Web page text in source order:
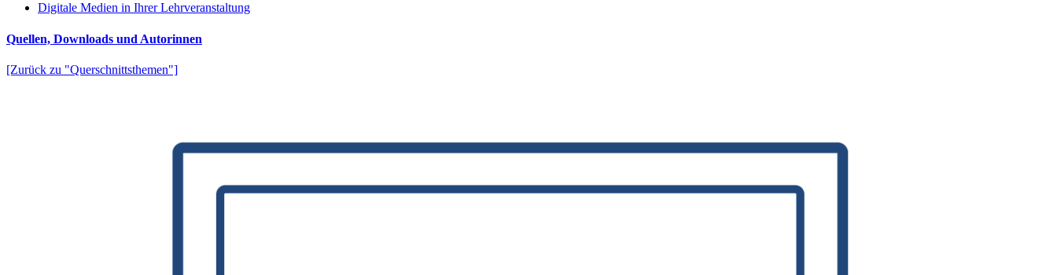
Digitale Medien in Ihrer Lehrveranstaltung
Quellen, Downloads und Autorinnen
[Zurück zu "Querschnittsthemen"]